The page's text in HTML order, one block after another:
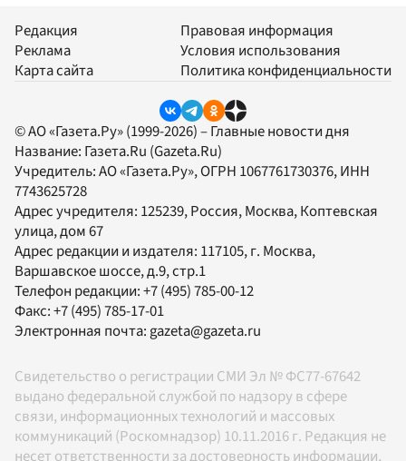
Редакция
Реклама
Карта сайта
Правовая информация
Условия использования
Политика конфиденциальности
© АО «Газета.Ру» (1999-2026) – Главные новости дня
Название: Газета.Ru (Gazeta.Ru)
Учредитель:АО «Газета.Ру», ОГРН 1067761730376, ИНН
7743625728
Адрес учредителя: 125239, Россия, Москва, Коптевская
улица, дом 67
Адрес редакции и издателя: 117105, г. Москва,
Варшавское шоссе, д.9, стр.1
Телефон редакции:+7 (495) 785-00-12
Факс:+7 (495) 785-17-01
Электронная почта: gazeta@gazeta.ru
Свидетельство о регистрации СМИ Эл № ФС77-67642
выдано федеральной службой по надзору в сфере
связи, информационных технологий и массовых
коммуникаций (Роскомнадзор) 10.11.2016 г. Редакция не